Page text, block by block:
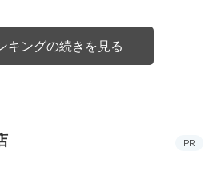
キングの続きを見る
PR